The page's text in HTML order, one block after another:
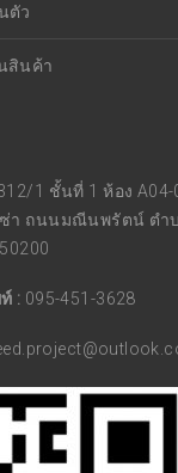
ตัว
สินค้า
1 ชั้นที่ 1 ห้อง A04-
า ถนนมณีนพรัตน์ ตำบ
: 095-451-3628